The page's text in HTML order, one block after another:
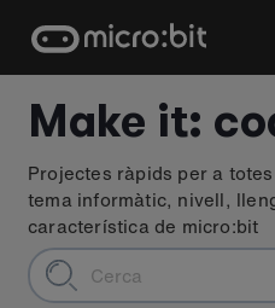
content
Make it:
Projectes ràpids per a
tema informàtic, nivell,
característica de micro:bit